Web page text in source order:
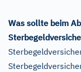
Was sollte beim